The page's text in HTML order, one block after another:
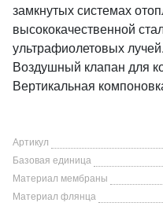
замкнутых системах
высококачественной
ультрафиолетовых
Воздушный клапан для
Вертикальная
Артикул
Базовая единица
Материал мембраны
Материал флянца